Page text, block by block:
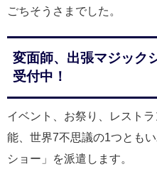
ごちそうさまでした。
変面師、出張マジック
受付中！
イベント、お祭り、レスト
能、世界7不思議の1つとも
ショー」を派遣します。